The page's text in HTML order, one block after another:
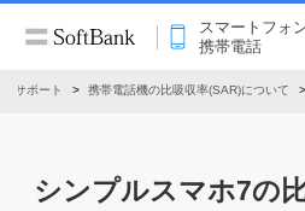
スマートフォ
携帯電話
サポート 携帯電話機の比吸収率(SAR)について
シンプルスマホ7の